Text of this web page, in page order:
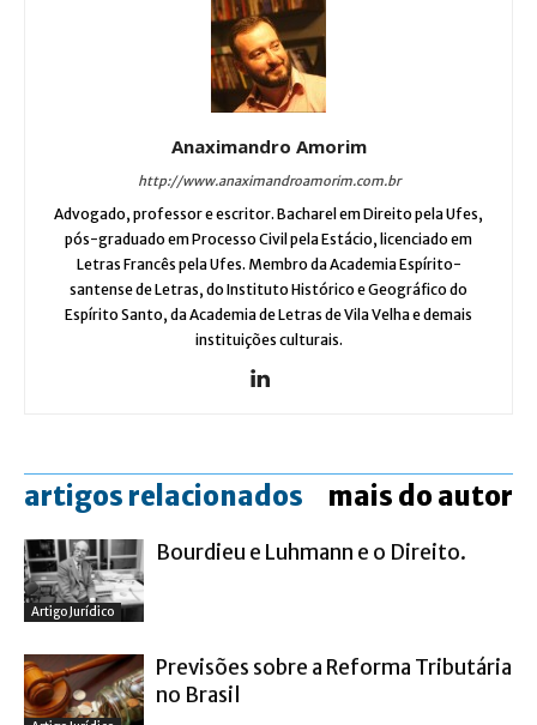
Anaximandro Amorim
http://www.anaximandroamorim.com.br
Advogado, professor e escritor. Bacharel em Direito pela Ufes,
pós-graduado em Processo Civil pela Estácio, licenciado em
Letras Francês pela Ufes. Membro da Academia Espírito-
santense de Letras, do Instituto Histórico e Geográfico do
Espírito Santo, da Academia de Letras de Vila Velha e demais
instituições culturais.
artigos relacionados mais do autor
Artigo Jurídico
Bourdieu e Luhmann e o Direito.
Previsões sobre a Reforma Tributária
no Brasil